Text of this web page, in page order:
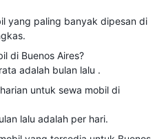
yang paling banyak dipesan di
di Buenos Aires?
adalah bulan lalu .
untuk sewa mobil di
lalu adalah per hari.